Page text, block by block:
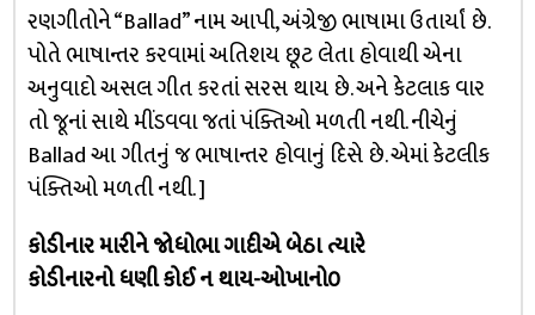
રણગીતોને “Ballad” નામ આપી, અંગ્રેજી ભાષામા ઉતાર્યાં છે.
પોતે ભાષાન્તર કરવામાં અતિશય છૂટ લેતા હોવાથી એના
અનુવાદો અસલ ગીત કરતાં સરસ થાય છે. અને કેટલાક વાર
તો જૂનાં સાથે મીંડવવા જતાં પંક્તિઓ મળતી નથી. નીચેનું
Ballad આ ગીતનું જ ભાષાન્તર હોવાનું દિસે છે. એમાં કેટલીક
પંક્તિઓ મળતી નથી. ]
કોડીનાર મારીને જોધોભા ગાદીએ બેઠા ત્યારે
કોડીનારનો ધણી કોઈ ન થાય-ઓખાનો૦